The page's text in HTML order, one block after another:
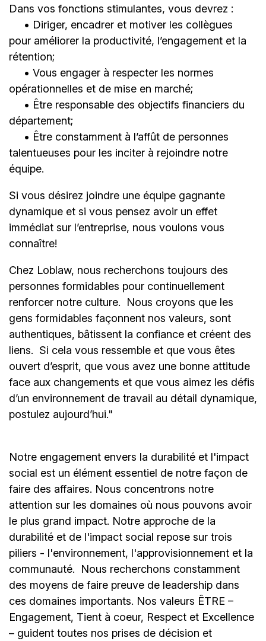
Dans vos fonctions stimulantes, vous devrez :
• Diriger, encadrer et motiver les collègues
pour améliorer la productivité, l’engagement et la
rétention;
• Vous engager à respecter les normes
opérationnelles et de mise en marché;
• Être responsable des objectifs financiers du
département;
• Être constamment à l’affût de personnes
talentueuses pour les inciter à rejoindre notre
équipe.
Si vous désirez joindre une équipe gagnante
dynamique et si vous pensez avoir un effet
immédiat sur l’entreprise, nous voulons vous
connaître!
Chez Loblaw, nous recherchons toujours des
personnes formidables pour continuellement
renforcer notre culture. Nous croyons que les
gens formidables façonnent nos valeurs, sont
authentiques, bâtissent la confiance et créent des
liens. Si cela vous ressemble et que vous êtes
ouvert d’esprit, que vous avez une bonne attitude
face aux changements et que vous aimez les défis
d’un environnement de travail au détail dynamique,
postulez aujourd’hui."
Notre engagement envers la durabilité et l'impact
social est un élément essentiel de notre façon de
faire des affaires. Nous concentrons notre
attention sur les domaines où nous pouvons avoir
le plus grand impact. Notre approche de la
durabilité et de l'impact social repose sur trois
piliers - l'environnement, l'approvisionnement et la
communauté.
Nous recherchons constamment
des moyens de faire preuve de leadership dans
ces domaines importants. Nos valeurs ÊTRE –
Engagement, Tient à coeur, Respect et Excellence
– guident toutes nos prises de décision et